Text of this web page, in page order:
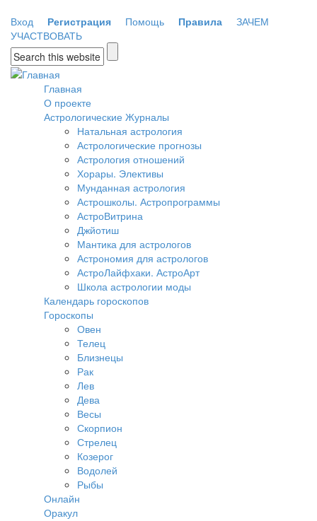
Вход
Регистрация Помощь Правила
ЗАЧЕМ
УЧАСТВОВАТЬ
Форма поиска
Главная
О проекте
Астрологические Журналы
Натальная астрология
Астрологические прогнозы
Астрология отношений
Хорары. Элективы
Мунданная астрология
Астрошколы. Астропрограммы
АстроВитрина
Джйотиш
Мантика для астрологов
Астрономия для астрологов
АстроЛайфхаки. АстроАрт
Школа астрологии моды
Календарь гороскопов
Гороскопы
Овен
Телец
Близнецы
Рак
Лев
Дева
Весы
Скорпион
Стрелец
Козерог
Водолей
Рыбы
Онлайн
Оракул